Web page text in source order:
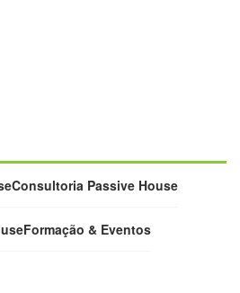
Consultoria Passive House
Formação & Eventos